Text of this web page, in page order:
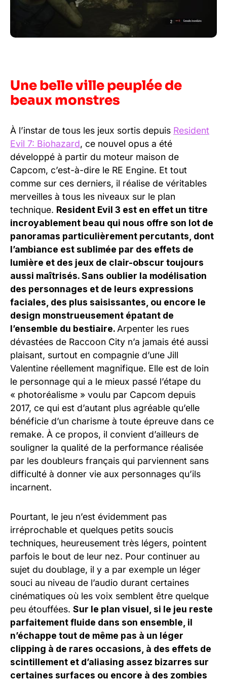
Une belle ville peuplée de
beaux monstres
À l’instar de tous les jeux sortis depuis Resident
Evil 7: Biohazard, ce nouvel opus a été
développé à partir du moteur maison de
Capcom, c’est-à-dire le RE Engine. Et tout
comme sur ces derniers, il réalise de véritables
merveilles à tous les niveaux sur le plan
technique. Resident Evil 3 est en effet un titre
incroyablement beau qui nous offre son lot de
panoramas particulièrement percutants, dont
l’ambiance est sublimée par des effets de
lumière et des jeux de clair-obscur toujours
aussi maîtrisés. Sans oublier la modélisation
des personnages et de leurs expressions
faciales, des plus saisissantes, ou encore le
design monstrueusement épatant de
l’ensemble du bestiaire. Arpenter les rues
dévastées de Raccoon City n’a jamais été aussi
plaisant, surtout en compagnie d’une Jill
Valentine réellement magnifique. Elle est de loin
le personnage qui a le mieux passé l’étape du
« photoréalisme » voulu par Capcom depuis
2017, ce qui est d’autant plus agréable qu’elle
bénéficie d’un charisme à toute épreuve dans ce
remake. À ce propos, il convient d’ailleurs de
souligner la qualité de la performance réalisée
par les doubleurs français qui parviennent sans
difficulté à donner vie aux personnages qu’ils
incarnent.
Pourtant, le jeu n’est évidemment pas
irréprochable et quelques petits soucis
techniques, heureusement très légers, pointent
parfois le bout de leur nez. Pour continuer au
sujet du doublage, il y a par exemple un léger
souci au niveau de l’audio durant certaines
cinématiques où les voix semblent être quelque
peu étouffées. Sur le plan visuel, si le jeu reste
parfaitement fluide dans son ensemble, il
n’échappe tout de même pas à un léger
clipping à de rares occasions, à des effets de
scintillement et d’aliasing assez bizarres sur
certaines surfaces ou encore à des zombies